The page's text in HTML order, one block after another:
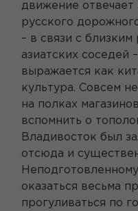
движение
русского
– в связи с
азиатских соседей
выражается как
культура. Совсем
на полках
вспомнить о
Владивосток был
отсюда и
оказаться весьма
прогуливаться по